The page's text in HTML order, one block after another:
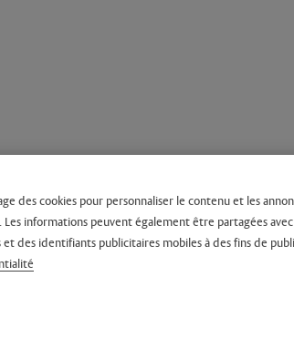
des cookies pour personnaliser le contenu et les
Les informations peuvent également être partagées
des identifiants publicitaires mobiles à des fins de